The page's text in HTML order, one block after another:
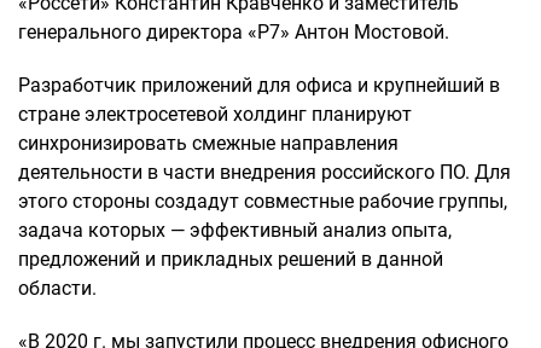
генерального директора «Р7» Антон Мостовой.
Разработчик приложений для офиса и крупнейший в
стране электросетевой холдинг планируют
синхронизировать смежные направления
деятельности в части внедрения российского ПО. Для
этого стороны создадут совместные рабочие группы,
задача которых — эффективный анализ опыта,
предложений и прикладных решений в данной
области.
«В 2020 г. мы запустили процесс внедрения офисного